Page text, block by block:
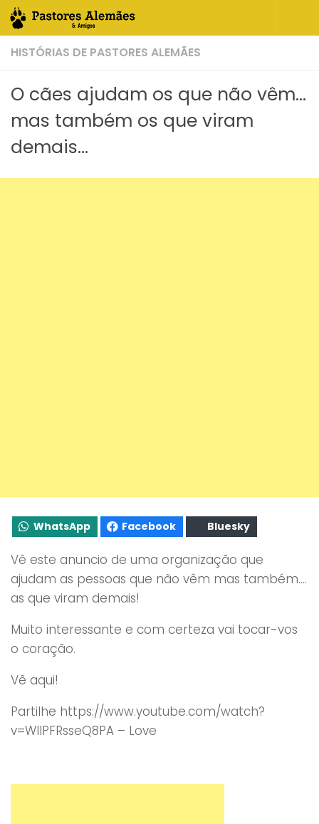
Skip to content
HISTÓRIAS DE PASTORES ALEMÃES
O cães ajudam os que não vêm…
mas também os que viram
demais…
WhatsApp Facebook Bluesky
Vê este anuncio de uma organização que
ajudam as pessoas que não vêm mas também….
as que viram demais!
Muito interessante e com certeza vai tocar-vos
o coração.
Vê aqui!
Partilhe https://www.youtube.com/watch?
v=WIlPFRsseQ8PA – Love